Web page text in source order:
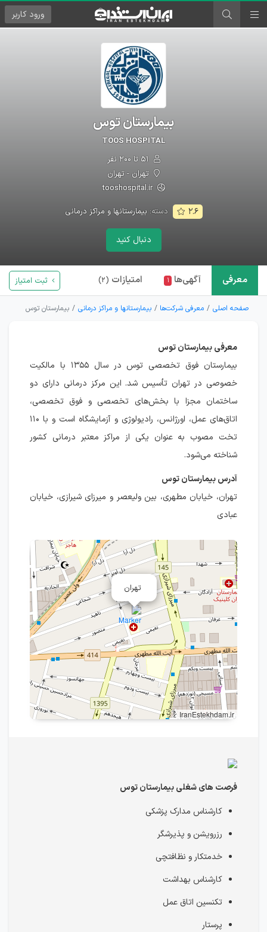
ورود کاربر
بیمارستان توس
TOOS HOSPITAL
تهران - تهران
tooshospital.ir
۲.۶ دسته:بیمارستانها و مراکز درمانی
دنبال کنید
معرفی آگهی‌ها ۱ امتیازات (۲) ثبت امتیاز
صفحه اصلی معرفی شرکت‌ها بیمارستانها و مراکز درمانی بیمارستان توس
معرفی بیمارستان توس
بیمارستان فوق تخصصی توس در سال ۱۳۵۵ با مالکیت
خصوصی در تهران تأسیس شد. این مرکز درمانی دارای دو
ساختمان مجزا با بخش‌های تخصصی و فوق تخصصی،
اتاق‌های عمل، اورژانس، رادیولوژی و آزمایشگاه است و با ۱۱۰
تخت مصوب به عنوان یکی از مراکز معتبر درمانی کشور
شناخته می‌شود.
آدرس بیمارستان توس
تهران، خيابان مطهری، بین وليعصر و میرزای شیرازی، خیابان
عبادی
تهران
IranEstekhdam.ir
فرصت های شغلی بیمارستان توس
کارشناس مدارک پزشکی
رزرویشن و پذیرشگر
خدمتکار و نظافتچی
كارشناس بهداشت
تکنسین اتاق عمل
پرستار